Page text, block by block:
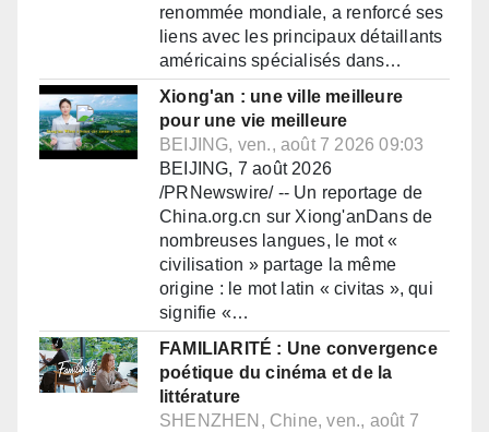
renommée mondiale, a renforcé ses
liens avec les principaux détaillants
américains spécialisés dans…
Xiong'an : une ville meilleure
pour une vie meilleure
BEIJING, ven., août 7 2026 09:03
BEIJING, 7 août 2026
/PRNewswire/ -- Un reportage de
China.org.cn sur Xiong'anDans de
nombreuses langues, le mot «
civilisation » partage la même
origine : le mot latin « civitas », qui
signifie «…
FAMILIARITÉ : Une convergence
poétique du cinéma et de la
littérature
SHENZHEN, Chine, ven., août 7